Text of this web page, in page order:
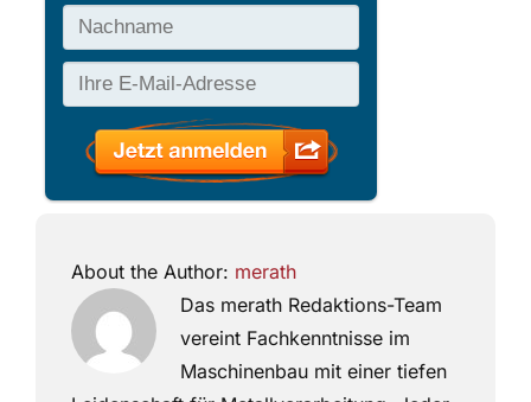
About the Author: merath
Das merath Redaktions-Team
vereint Fachkenntnisse im
Maschinenbau mit einer tiefen